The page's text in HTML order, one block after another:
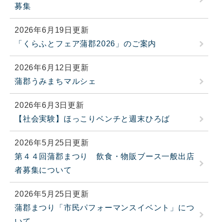
募集
2026年6月19日更新
「くらふとフェア蒲郡2026」のご案内
2026年6月12日更新
蒲郡うみまちマルシェ
2026年6月3日更新
【社会実験】ほっこりベンチと週末ひろば
2026年5月25日更新
第４４回蒲郡まつり 飲食・物販ブース一般出店
者募集について
2026年5月25日更新
蒲郡まつり「市民パフォーマンスイベント」につ